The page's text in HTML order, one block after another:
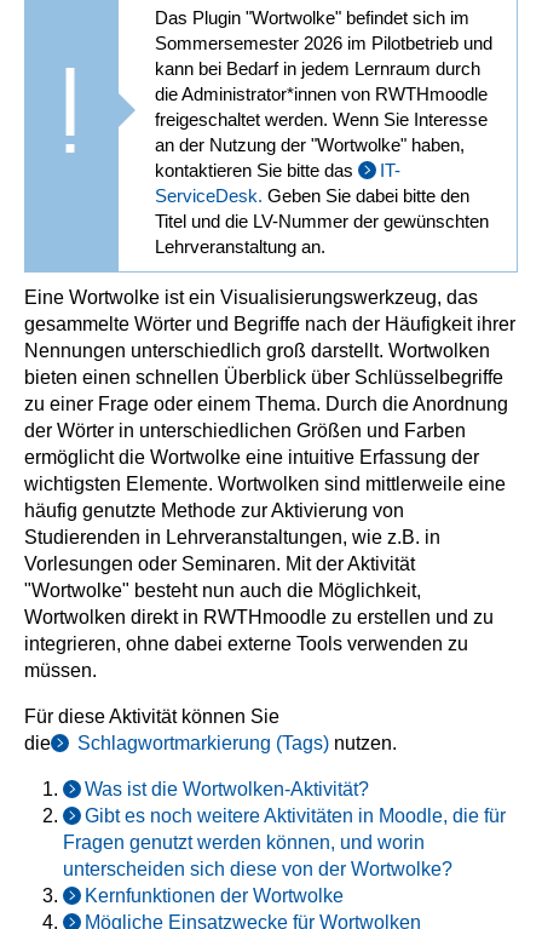
Das Plugin "Wortwolke" befindet sich im
Sommersemester 2026 im Pilotbetrieb und
kann bei Bedarf in jedem Lernraum durch
die Administrator*innen von RWTHmoodle
freigeschaltet werden. Wenn Sie Interesse
an der Nutzung der "Wortwolke" haben,
kontaktieren Sie bitte das
IT-
ServiceDesk. Geben Sie dabei bitte den
Titel und die LV-Nummer der gewünschten
Lehrveranstaltung an.
Eine Wortwolke ist ein Visualisierungswerkzeug, das
gesammelte Wörter und Begriffe nach der Häufigkeit ihrer
Nennungen unterschiedlich groß darstellt. Wortwolken
bieten einen schnellen Überblick über Schlüsselbegriffe
zu einer Frage oder einem Thema. Durch die Anordnung
der Wörter in unterschiedlichen Größen und Farben
ermöglicht die Wortwolke eine intuitive Erfassung der
wichtigsten Elemente. Wortwolken sind mittlerweile eine
häufig genutzte Methode zur Aktivierung von
Studierenden in Lehrveranstaltungen, wie z.B. in
Vorlesungen oder Seminaren. Mit der Aktivität
"Wortwolke" besteht nun auch die Möglichkeit,
Wortwolken direkt in RWTHmoodle zu erstellen und zu
integrieren, ohne dabei externe Tools verwenden zu
müssen.
Für diese Aktivität können Sie
die
Schlagwortmarkierung (Tags) nutzen.
Was ist die Wortwolken-Aktivität?
Gibt es noch weitere Aktivitäten in Moodle, die für
Fragen genutzt werden können, und worin
unterscheiden sich diese von der Wortwolke?
Kernfunktionen der Wortwolke
Mögliche Einsatzwecke für Wortwolken